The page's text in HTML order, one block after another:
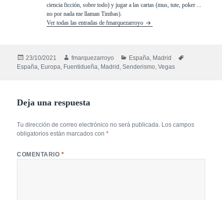
ciencia ficción, sobre todo) y jugar a las cartas (mus, tute, poker ...
no por nada me llaman Timbas).
Ver todas las entradas de fmarquezarroyo
Publicado
el
23/10/2021 Autor
fmarquezarroyo Categorías
España Madrid
España Europa Fuentidueña Madrid ,Senderismo ,Vegas
Deja una respuesta
Tu dirección de correo electrónico no será publicada. Los campos
obligatorios están marcados con*
COMENTARIO *